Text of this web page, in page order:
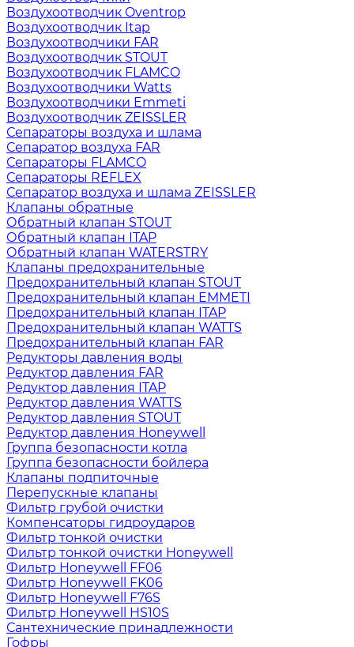
Воздухоотводчик Oventrop
Воздухоотводчик Itap
Воздухоотводчики FAR
Воздухоотводчик STOUT
Воздухоотводчик FLAMCO
Воздухоотводчики Watts
Воздухоотводчики Emmeti
Воздухоотводчик ZEISSLER
Сепараторы воздуха и шлама
Сепаратор воздуха FAR
Сепараторы FLAMCO
Сепараторы REFLEX
Сепаратор воздуха и шлама ZEISSLER
Клапаны обратные
Обратный клапан STOUT
Обратный клапан ITAP
Обратный клапан WATERSTRY
Клапаны предохранительные
Предохранительный клапан STOUT
Предохранительный клапан EMMETI
Предохранительный клапан ITAP
Предохранительный клапан WATTS
Предохранительный клапан FAR
Редукторы давления воды
Редуктор давления FAR
Редуктор давления ITAP
Редуктор давления WATTS
Редуктор давления STOUT
Редуктор давления Honeywell
Группа безопасности котла
Группа безопасности бойлера
Клапаны подпиточные
Перепускные клапаны
Фильтр грубой очистки
Компенсаторы гидроударов
Фильтр тонкой очистки
Фильтр тонкой очистки Honeywell
Фильтр Honeywell FF06
Фильтр Honeywell FK06
Фильтр Honeywell F76S
Фильтр Honeywell HS10S
Сантехнические принадлежности
Гофры